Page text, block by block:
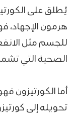
يُطلق على
هرمون الإجهاد،
للجسم مثل
الصحية التي
أما الكورتيزون
تحويله إلى